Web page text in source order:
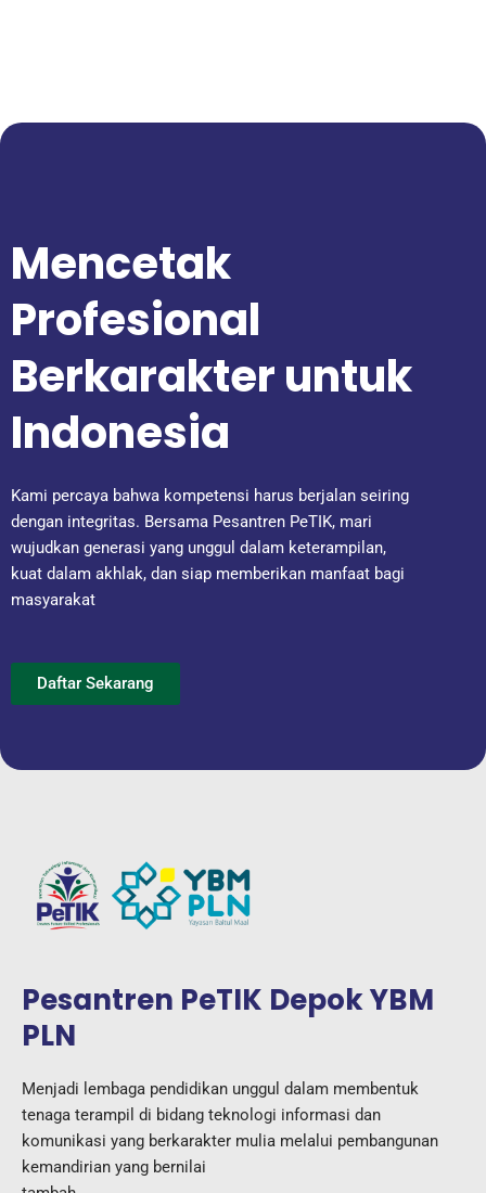
Mencetak
Profesional
Berkarakter untuk
Indonesia
Kami percaya bahwa kompetensi harus berjalan seiring
dengan integritas. Bersama Pesantren PeTIK, mari
wujudkan generasi yang unggul dalam keterampilan,
kuat dalam akhlak, dan siap memberikan manfaat bagi
masyarakat
Daftar Sekarang
Pesantren PeTIK Depok YBM
PLN
Menjadi lembaga pendidikan unggul dalam membentuk
tenaga terampil di bidang teknologi informasi dan
komunikasi yang berkarakter mulia melalui pembangunan
kemandirian yang bernilai